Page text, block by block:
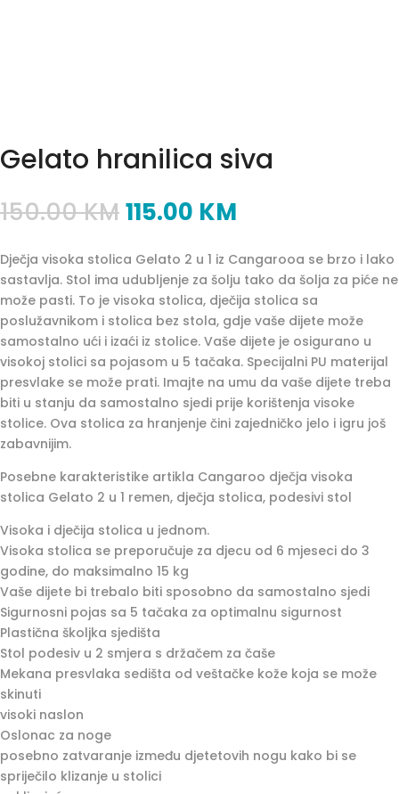
Gelato hranilica siva
150.00KM115.00 KM
Dječja visoka stolica Gelato 2 u 1 iz Cangarooa se brzo i lako
sastavlja. Stol ima udubljenje za šolju tako da šolja za piće ne
može pasti. To je visoka stolica, dječija stolica sa
poslužavnikom i stolica bez stola, gdje vaše dijete može
samostalno ući i izaći iz stolice. Vaše dijete je osigurano u
visokoj stolici sa pojasom u 5 tačaka. Specijalni PU materijal
presvlake se može prati. Imajte na umu da vaše dijete treba
biti u stanju da samostalno sjedi prije korištenja visoke
stolice. Ova stolica za hranjenje čini zajedničko jelo i igru ​​još
zabavnijim.
Posebne karakteristike artikla Cangaroo dječja visoka
stolica Gelato 2 u 1 remen, dječja stolica, podesivi stol
Visoka i dječija stolica u jednom.
Visoka stolica se preporučuje za djecu od 6 mjeseci do 3
godine, do maksimalno 15 kg
Vaše dijete bi trebalo biti sposobno da samostalno sjedi
Sigurnosni pojas sa 5 tačaka za optimalnu sigurnost
Plastična školjka sjedišta
Stol podesiv u 2 smjera s držačem za čaše
Mekana presvlaka sedišta od veštačke kože koja se može
skinuti
visoki naslon
Oslonac za noge
posebno zatvaranje između djetetovih nogu kako bi se
spriječilo klizanje u stolici